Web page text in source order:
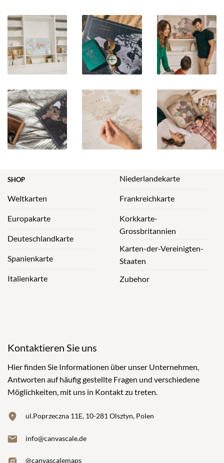
SHOP
Weltkarten
Europakarte
Deuteschlandkarte
Spanienkarte
Italienkarte
Niederlandekarte
Frankreichkarte
Korkkarte-
Grossbritannien
Karten-der-Vereinigten-
Staaten
Zubehor
Kontaktieren Sie uns
Hier finden Sie Informationen über unser Unternehmen,
Antworten auf häufig gestellte Fragen und verschiedene
Möglichkeiten, mit uns in Kontakt zu treten.
ul.Poprzeczna 11E, 10-281 Olsztyn, Polen
info@canvascale.de
@canvascalemaps